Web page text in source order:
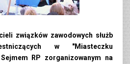
związków zawodowych służb
w "Miasteczku
RP zorganizowanym na